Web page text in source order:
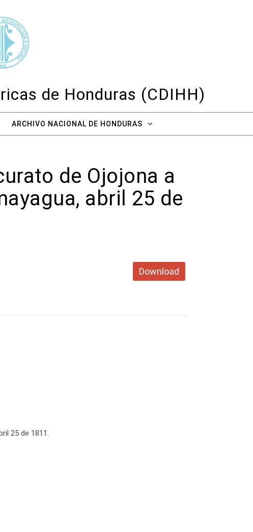
de Honduras (CDIHH)
ARCHIVO NACIONAL DE HONDURAS
de Ojojona a
abril 25 de
Download
25 de 1811.